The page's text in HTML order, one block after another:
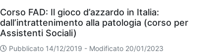
Archivio
Corso FAD: Il gioco d’azzardo in Italia:
dall’intrattenimento alla patologia (corso per
Assistenti Sociali)
Pubblicato 14/12/2019 - Modificato 20/01/2023